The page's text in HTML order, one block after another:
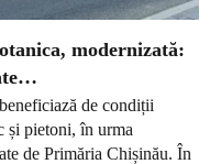
modernizată:
de condiții
și pietoni, în urma
de Primăria Chișinău. În